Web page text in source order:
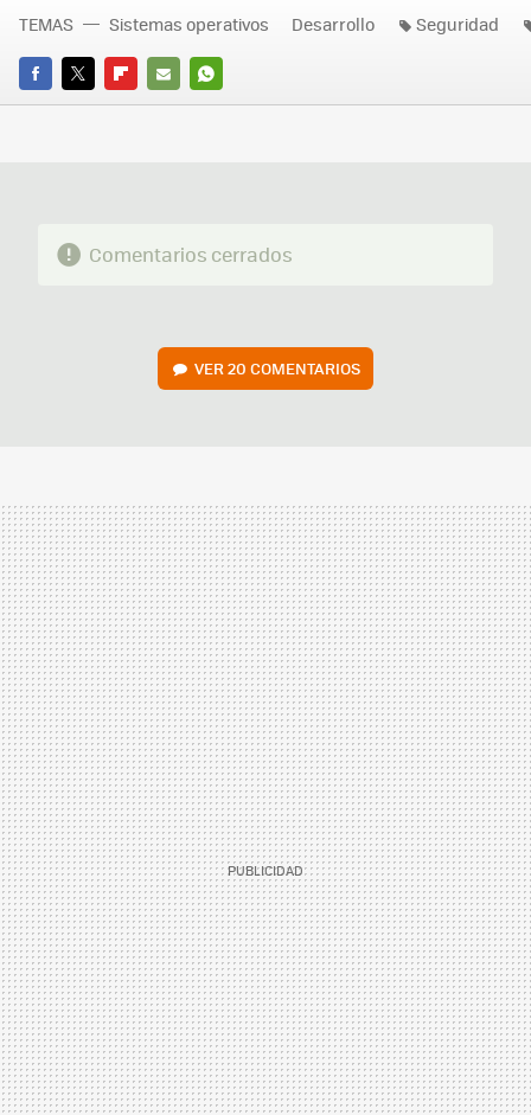
FACEBOOK
TWITTERFLIPBOARD
E-
WHATSAPP
TEMAS Sistemas operativos Desarrollo Seguridad
Comentarios cerrados
VER20 COMENTARIOS